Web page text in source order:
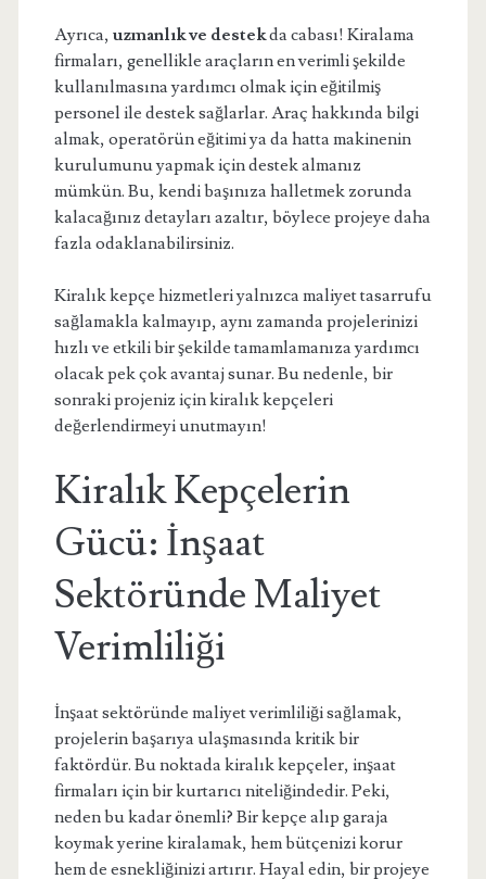
Ayrıca, uzmanlık ve destekda cabası! Kiralama
firmaları, genellikle araçların en verimli şekilde
kullanılmasına yardımcı olmak için eğitilmiş
personel ile destek sağlarlar. Araç hakkında bilgi
almak, operatörün eğitimi ya da hatta makinenin
kurulumunu yapmak için destek almanız
mümkün. Bu, kendi başınıza halletmek zorunda
kalacağınız detayları azaltır, böylece projeye daha
fazla odaklanabilirsiniz.
Kiralık kepçe hizmetleri yalnızca maliyet tasarrufu
sağlamakla kalmayıp, aynı zamanda projelerinizi
hızlı ve etkili bir şekilde tamamlamanıza yardımcı
olacak pek çok avantaj sunar. Bu nedenle, bir
sonraki projeniz için kiralık kepçeleri
değerlendirmeyi unutmayın!
Kiralık Kepçelerin
Gücü: İnşaat
Sektöründe Maliyet
Verimliliği
İnşaat sektöründe maliyet verimliliği sağlamak,
projelerin başarıya ulaşmasında kritik bir
faktördür. Bu noktada kiralık kepçeler, inşaat
firmaları için bir kurtarıcı niteliğindedir. Peki,
neden bu kadar önemli? Bir kepçe alıp garaja
koymak yerine kiralamak, hem bütçenizi korur
hem de esnekliğinizi artırır. Hayal edin, bir projeye